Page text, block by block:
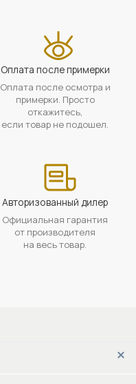
Оплата после примерки
Оплата после осмотра и
примерки. Просто
откажитесь,
если товар не подошел.
Авторизованный дилер
Официальная гарантия
от производителя
на весь товар.